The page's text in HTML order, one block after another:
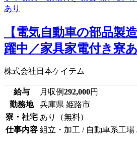
【電気自動車の部品製
躍中／家具家電付き寮
株式会社日本ケイテム
給与 月収例292,000円
勤務地
兵庫県 姫路市
寮・社宅 あり（無料）
仕事内容 組立・加工 / 自動車系工場